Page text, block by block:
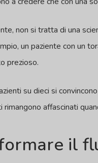
non si tratta di una
un paziente con un
prezioso.
su dieci si
rimangono affascinati
il